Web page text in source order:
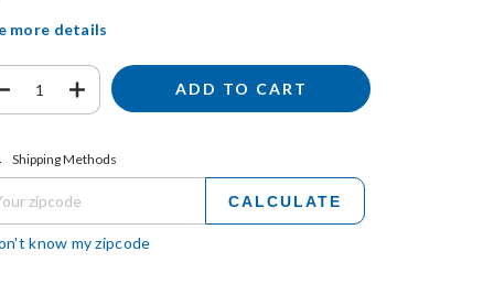
more details
for zipcode:
Shipping Methods
CALCULATE
know my zipcode